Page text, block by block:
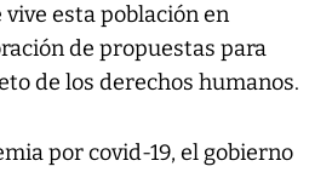
esta población en
de propuestas para
de los derechos humanos.
por covid-19, el gobierno